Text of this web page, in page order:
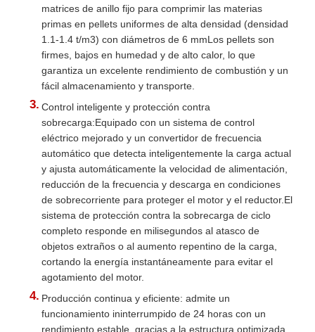
matrices de anillo fijo para comprimir las materias
primas en pellets uniformes de alta densidad (densidad
1.1-1.4 t/m3) con diámetros de 6 mmLos pellets son
firmes, bajos en humedad y de alto calor, lo que
garantiza un excelente rendimiento de combustión y un
fácil almacenamiento y transporte.
Control inteligente y protección contra
sobrecarga:Equipado con un sistema de control
eléctrico mejorado y un convertidor de frecuencia
automático que detecta inteligentemente la carga actual
y ajusta automáticamente la velocidad de alimentación,
reducción de la frecuencia y descarga en condiciones
de sobrecorriente para proteger el motor y el reductor.El
sistema de protección contra la sobrecarga de ciclo
completo responde en milisegundos al atasco de
objetos extraños o al aumento repentino de la carga,
cortando la energía instantáneamente para evitar el
agotamiento del motor.
Producción continua y eficiente: admite un
funcionamiento ininterrumpido de 24 horas con un
rendimiento estable, gracias a la estructura optimizada,